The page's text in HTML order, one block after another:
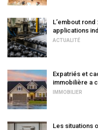
L’embout
applications
ACTUALITÉ
Expatriés et
immobilière a
IMMOBILIER
Les situations